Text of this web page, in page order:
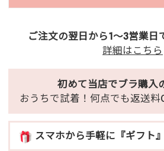
ご注文の翌日から1～3営業日
詳細はこちら
初めて当店でブラ購入
おうちで試着！何点でも返送
スマホから手軽に『ギフト